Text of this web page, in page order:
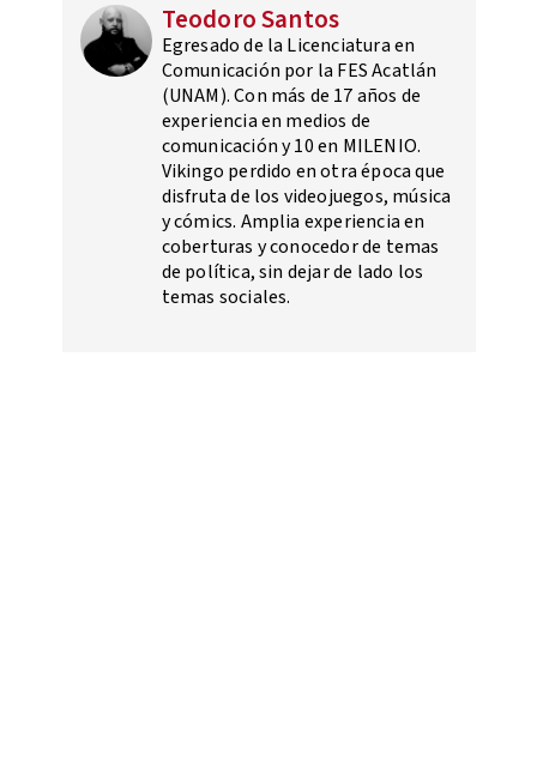
Teodoro Santos
Egresado de la Licenciatura en
Comunicación por la FES Acatlán
(UNAM). Con más de 17 años de
experiencia en medios de
comunicación y 10 en MILENIO.
Vikingo perdido en otra época que
disfruta de los videojuegos, música
y cómics. Amplia experiencia en
coberturas y conocedor de temas
de política, sin dejar de lado los
temas sociales.